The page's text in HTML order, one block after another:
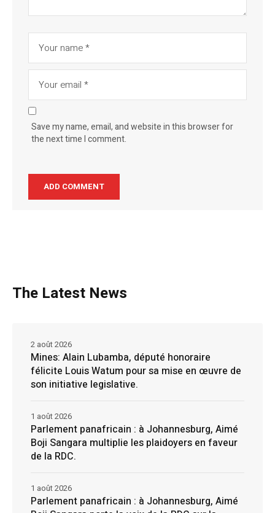
Save my name, email, and website in this browser for
the next time I comment.
The Latest News
Mines: Alain Lubamba, député honoraire
félicite Louis Watum pour sa mise en œuvre de
son initiative legislative.
2 août 2026
Parlement panafricain : à Johannesburg, Aimé
Boji Sangara multiplie les plaidoyers en faveur
de la RDC.
1 août 2026
Parlement panafricain : à Johannesburg, Aimé
1 août 2026